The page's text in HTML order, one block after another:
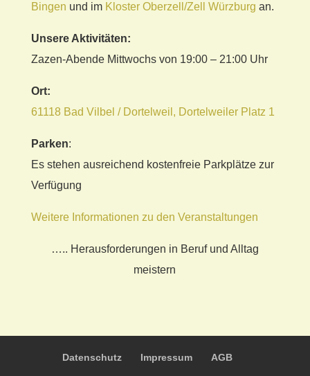
Bingen und im Kloster Oberzell/Zell Würzburg an.
Unsere Aktivitäten:
Zazen-Abende Mittwochs von 19:00 – 21:00 Uhr
Ort:
61118 Bad Vilbel / Dortelweil, Dortelweiler Platz 1
Parken:
Es stehen ausreichend kostenfreie Parkplätze zur
Verfügung
Weitere Informationen zu den Veranstaltungen
….. Herausforderungen in Beruf und Alltag
meistern
Datenschutz Impressum AGB